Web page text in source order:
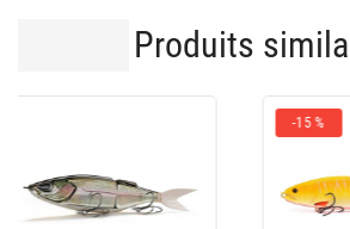
Produits
-31 %